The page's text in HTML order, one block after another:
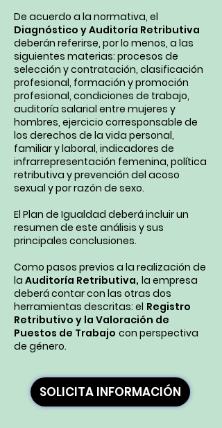
De acuerdo a la normativa, el
Diagnóstico y Auditoría Retributiva
deberán referirse, por lo menos, a las
siguientes materias: procesos de
selección y contratación, clasificación
profesional, formación y promoción
profesional, condiciones de trabajo,
auditoría salarial entre mujeres y
hombres, ejercicio corresponsable de
los derechos de la vida personal,
familiar y laboral, indicadores de
infrarrepresentación femenina, política
retributiva y prevención del acoso
sexual y por razón de sexo.
El Plan de Igualdad deberá incluir un
resumen de este análisis y sus
principales conclusiones.
Como pasos previos a la realización de
la Auditoría Retributiva, la empresa
deberá contar con las otras dos
herramientas descritas: el Registro
Retributivo y la Valoración de
Puestos de Trabajo con perspectiva
de género.
SOLICITA INFORMACIÓN